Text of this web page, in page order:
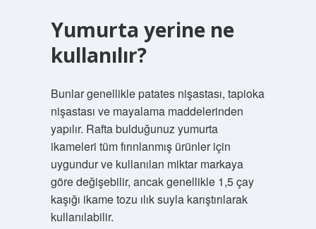
Yumurta yerine ne
kullanılır?
Bunlar genellikle patates nişastası, tapioka
nişastası ve mayalama maddelerinden
yapılır. Rafta bulduğunuz yumurta
ikameleri tüm fırınlanmış ürünler için
uygundur ve kullanılan miktar markaya
göre değişebilir, ancak genellikle 1,5 çay
kaşığı ikame tozu ılık suyla karıştırılarak
kullanılabilir.